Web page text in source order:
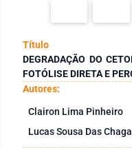
Título
DEGRADAÇÃO DO
FOTÓLISE DIRETA E
Autores:
Clairon Lima Pinheiro
Lucas Sousa Das